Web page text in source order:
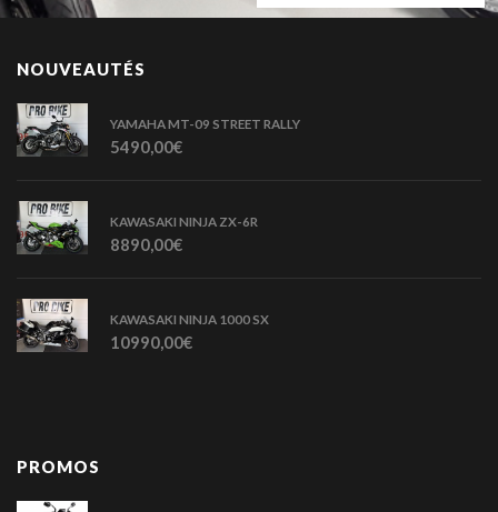
NOUVEAUTÉS
YAMAHA MT-09 STREET RALLY
5490,00€
KAWASAKI NINJA ZX-6R
8890,00€
KAWASAKI NINJA 1000 SX
10990,00€
PROMOS